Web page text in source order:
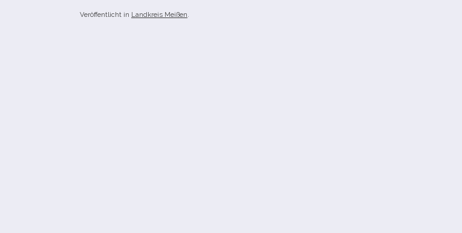
Veröffentlicht in Landkreis Meißen